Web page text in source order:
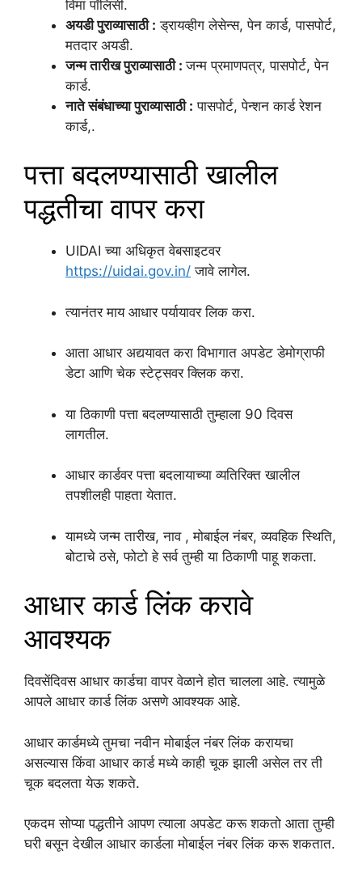
विमा पॉलिसी.
अयडी पुराव्यासाठी : ड्रायव्हीग लेसेन्स, पेन कार्ड, पासपोर्ट,
मतदार अयडी.
जन्म तारीख पुराव्यासाठी :जन्म प्रमाणपत्र, पासपोर्ट, पेन
कार्ड.
नाते संबंधाच्या पुराव्यासाठी : पासपोर्ट, पेन्शन कार्ड रेशन
कार्ड,.
पत्ता बदलण्यासाठी खालील
पद्धतीचा वापर करा
UIDAI च्या अधिकृत वेबसाइटवर
https://uidai.gov.in/ जावे लागेल.
त्यानंतर माय आधार पर्यायावर लिक करा.
आता आधार अद्ययावत करा विभागात अपडेट डेमोग्राफी
डेटा आणि चेक स्टेट्सवर क्लिक करा.
या ठिकाणी पत्ता बदलण्यासाठी तुम्हाला 90 दिवस
लागतील.
आधार कार्डवर पत्ता बदलायाच्या व्यतिरिक्त खालील
तपशीलही पाहता येतात.
यामध्ये जन्म तारीख, नाव , मोबाईल नंबर, व्यवहिक स्थिति,
बोटाचे ठसे, फोटो हे सर्व तुम्ही या ठिकाणी पाहू शकता.
आधार कार्ड लिंक करावे
आवश्यक
दिवसेंदिवस आधार कार्डचा वापर वेळाने होत चालला आहे. त्यामुळे
आपले आधार कार्ड लिंक असणे आवश्यक आहे.
आधार कार्डमध्ये तुमचा नवीन मोबाईल नंबर लिंक करायचा
असल्यास किंवा आधार कार्ड मध्ये काही चूक झाली असेल तर ती
चूक बदलता येऊ शकते.
एकदम सोप्या पद्धतीने आपण त्याला अपडेट करू शकतो आता तुम्ही
घरी बसून देखील आधार कार्डला मोबाईल नंबर लिंक करू शकतात.